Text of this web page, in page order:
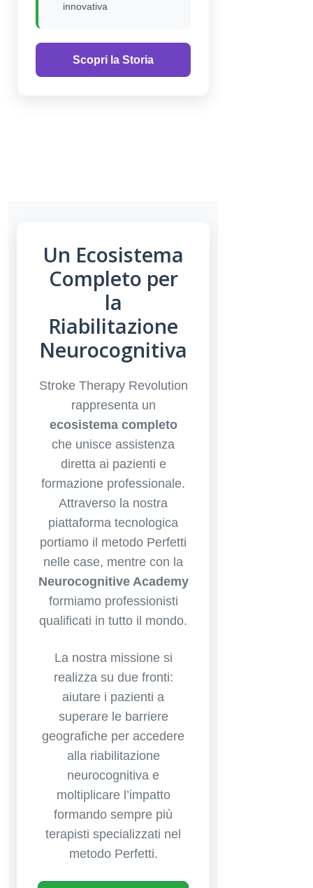
innovativa
Scopri la Storia
Un Ecosistema
Completo per
la
Riabilitazione
Neurocognitiva
Stroke Therapy Revolution
rappresenta un
ecosistema completo
che unisce assistenza
diretta ai pazienti e
formazione professionale.
Attraverso la nostra
piattaforma tecnologica
portiamo il metodo Perfetti
nelle case, mentre con la
Neurocognitive Academy
formiamo professionisti
qualificati in tutto il mondo.
La nostra missione si
realizza su due fronti:
aiutare i pazienti a
superare le barriere
geografiche per accedere
alla riabilitazione
neurocognitiva e
moltiplicare l’impatto
formando sempre più
terapisti specializzati nel
metodo Perfetti.